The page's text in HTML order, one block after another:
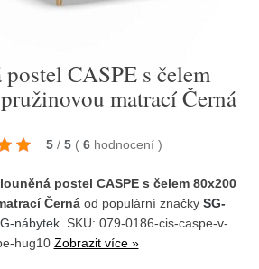
CASPE s čelem
matrací Černá
5 / 5 ( 6 hodnocení )
postel CASPE s čelem 80x200
Černáod populární značky SG-
nábytek . SKU: 079-0186-cis-caspe-v-
hug10 Zobrazit více »